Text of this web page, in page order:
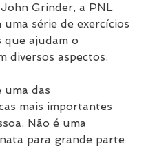
Grinder, a PNL
uma série de exercícios
que ajudam o
diversos aspectos.
uma das
mais importantes
Não é uma
para grande parte